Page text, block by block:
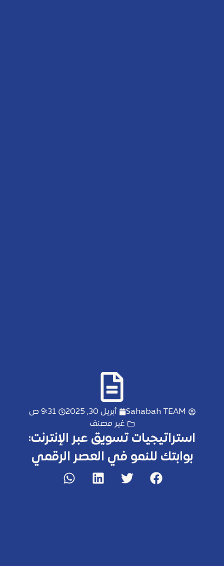
Sahabah TEAM أبريل 30, 2025
9:31 ص
غير مصنف
استراتيجيات تسويق عبر الإنترنت:
بوابتك للنمو في العصر الرقمي